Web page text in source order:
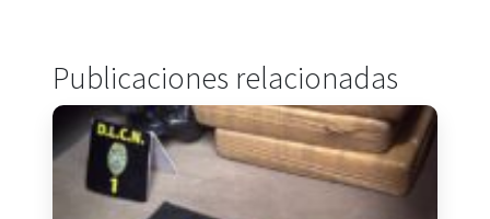
Publicaciones relacionadas